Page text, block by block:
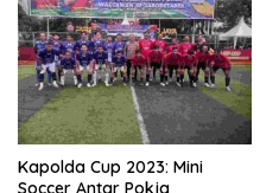
Kapolda Cup 2023: Mini